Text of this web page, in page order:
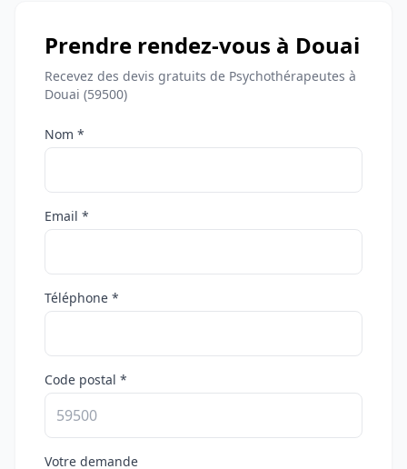
Prendre rendez-vous à Douai
Recevez des devis gratuits de Psychothérapeutes à
Douai (59500)
Nom *
Email *
Téléphone *
Code postal *
Votre demande